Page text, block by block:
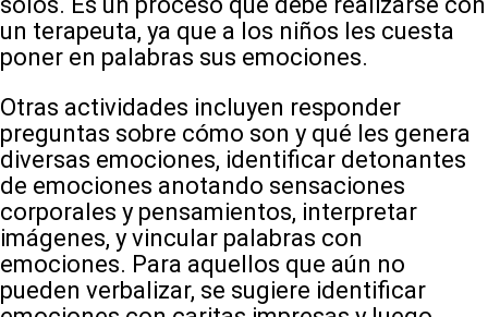
un terapeuta, ya que a los niños les cuesta
poner en palabras sus emociones.
Otras actividades incluyen responder
preguntas sobre cómo son y qué les genera
diversas emociones, identificar detonantes
de emociones anotando sensaciones
corporales y pensamientos, interpretar
imágenes, y vincular palabras con
emociones. Para aquellos que aún no
pueden verbalizar, se sugiere identificar